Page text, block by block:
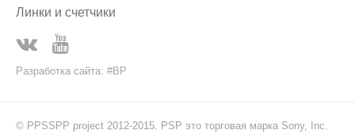
Линки и счетчики
Разработка сайта: #BP
© PPSSPP project 2012-2015. PSP это торговая марка Sony, Inc.